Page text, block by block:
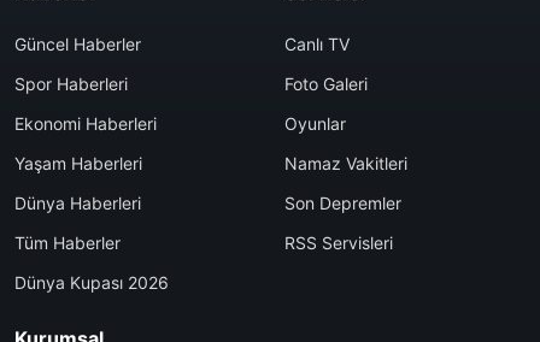
Güncel Haberler
Spor Haberleri
Ekonomi Haberleri
Yaşam Haberleri
Dünya Haberleri
Tüm Haberler
Dünya Kupası 2026
Canlı TV
Foto Galeri
Oyunlar
Namaz Vakitleri
Son Depremler
RSS Servisleri